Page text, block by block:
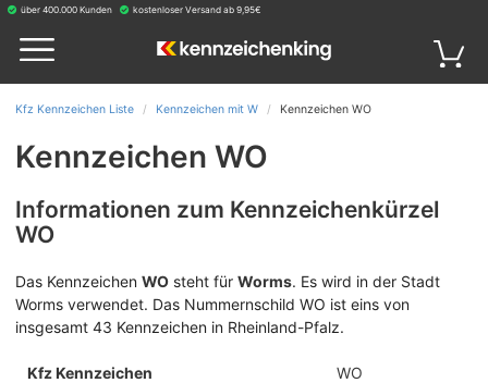
über 400.000 Kunden kostenloser Versand ab 9,95€
Kfz Kennzeichen Liste Kennzeichen mit W Kennzeichen WO
Kennzeichen WO
Informationen zum Kennzeichenkürzel
WO
Das Kennzeichen WO steht für Worms. Es wird in der Stadt
Worms verwendet. Das Nummernschild WO ist eins von
insgesamt 43 Kennzeichen in Rheinland-Pfalz.
Kfz Kennzeichen WO